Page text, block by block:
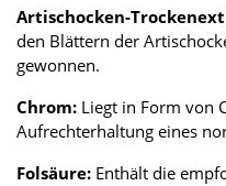
Artischocken-
den Blättern der
gewonnen.
Chrom: Liegt in Form von
Aufrechterhaltung eines
Folsäure: Enthält die